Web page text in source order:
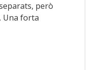
però
Una forta